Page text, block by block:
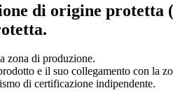
di origine
zona di produzione.
e il suo collegamento con la
di certificazione indipendente.